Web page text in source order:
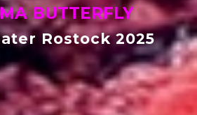
BUTTERFLY
Rostock 2025